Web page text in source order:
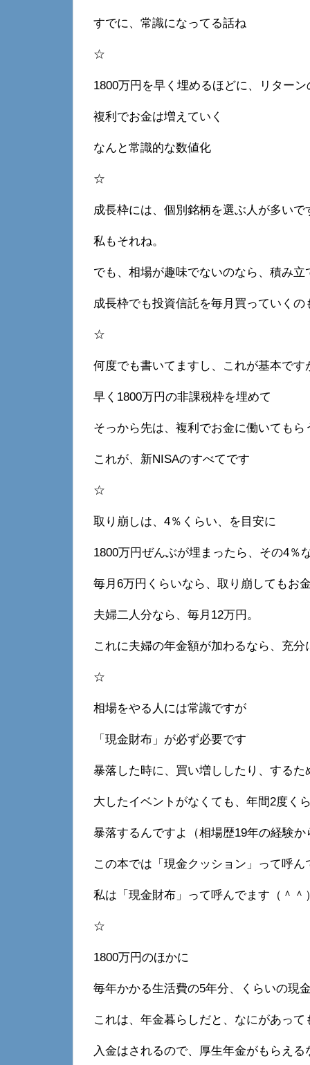
すでに、常識になってる話ね
☆
1800万円を早く埋めるほどに、リター
複利でお金は増えていく
なんと常識的な数値化
☆
成長枠には、個別銘柄を選ぶ人が多いで
私もそれね。
でも、相場が趣味でないのなら、積み立
成長枠でも投資信託を毎月買っていくの
☆
何度でも書いてますし、これが基本です
早く1800万円の非課税枠を埋めて
そっから先は、複利でお金に働いてもら
これが、新NISAのすべてです
☆
取り崩しは、4％くらい、を目安に
1800万円ぜんぶが埋まったら、その4％
毎月6万円くらいなら、取り崩してもお
夫婦二人分なら、毎月12万円。
これに夫婦の年金額が加わるなら、充分
☆
相場をやる人には常識ですが
「現金財布」が必ず必要です
暴落した時に、買い増ししたり、するた
大したイベントがなくても、年間2度く
暴落するんですよ（相場歴19年の経験か
この本では「現金クッション」って呼ん
私は「現金財布」って呼んでます（＾＾
☆
1800万円のほかに
毎年かかる生活費の5年分、くらいの現
これは、年金暮らしだと、なにがあっ
入金はされるので、厚生年金がもらえ